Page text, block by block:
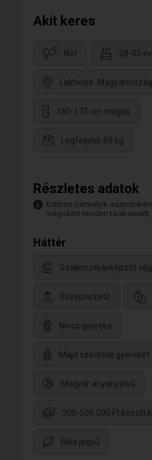
Akit keres
Nőt 28-40
Lakhelye: Magyarország
140-173 cm magas
Legfeljebb 69 kg
Részletes adatok
Kattints bármelyik
megnézni minden
Háttér
Szakmunkásképzőt
Középvezető
Nincs gyereke
Majd szeretne gyereket
Magyar anyanyelvű
300-500.000 Ft között
Bika jegyű